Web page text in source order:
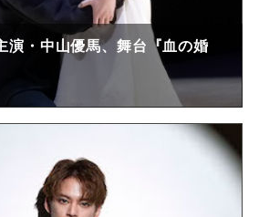
演・中山優馬、舞台『血の婚